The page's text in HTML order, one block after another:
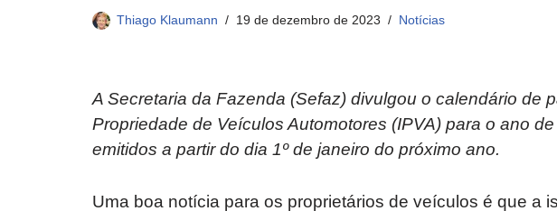
Thiago Klaumann 19 de dezembro de 2023 Notícias
A Secretaria da Fazenda (Sefaz) divulgou o calendário de
Propriedade de Veículos Automotores (IPVA) para o ano
emitidos a partir do dia 1º de janeiro do próximo ano.
Uma boa notícia para os proprietários de veículos é que a